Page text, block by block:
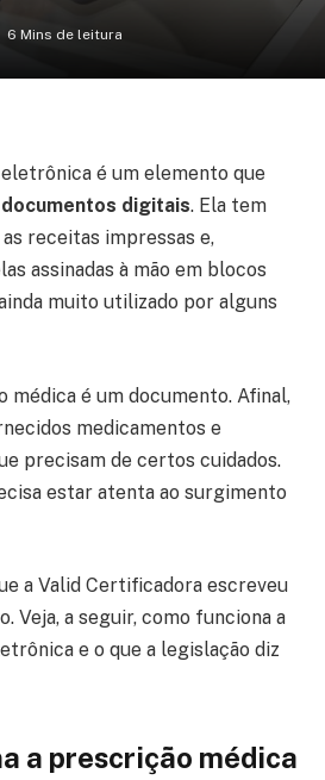
6 Mins de leitura
é um elemento que
documentos digitais. Ela tem
receitas impressas e,
assinadas à mão em blocos
muito utilizado por alguns
médica é um documento. Afinal,
medicamentos e
precisam de certos cuidados.
estar atenta ao surgimento
a Valid Certificadora escreveu
Veja, a seguir, como funciona a
e o que a legislação diz
a prescrição médica